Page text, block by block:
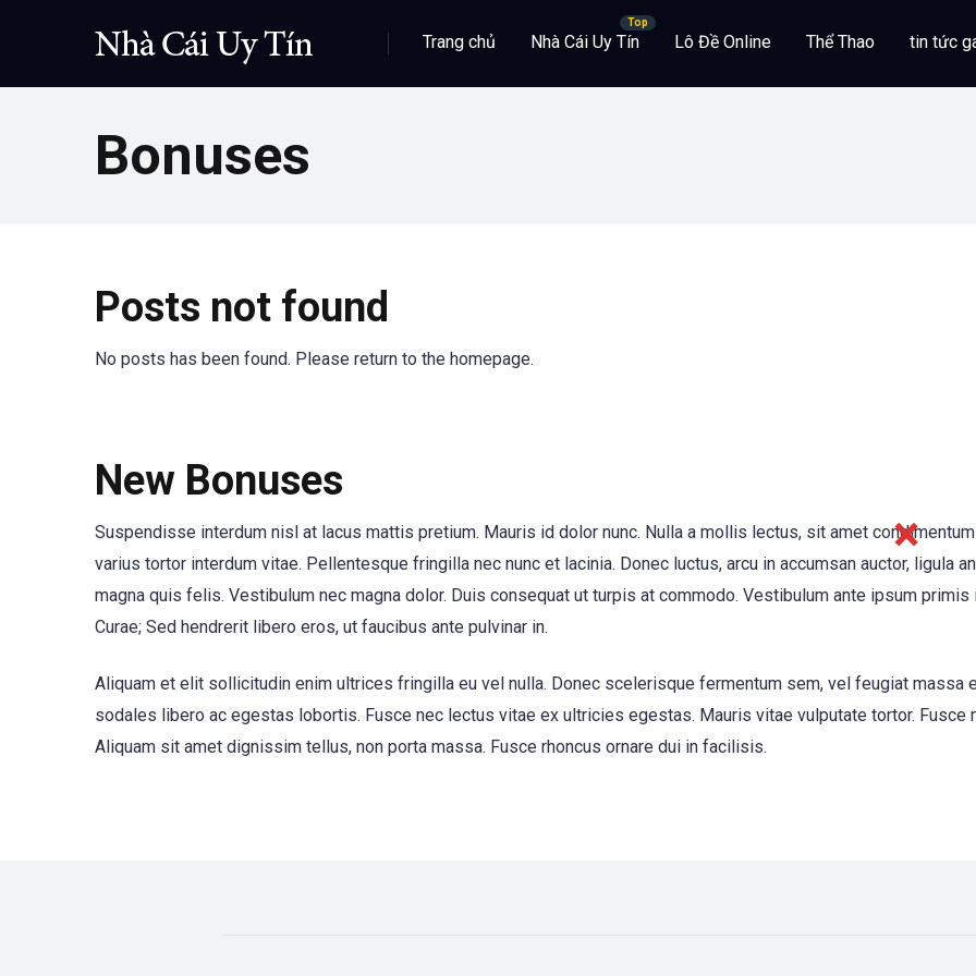
Trang chủ Nhà Cái Uy Tín Lô Đề Online Thể Thao tin tức
Bonuses
Posts not found
No posts has been found. Please return to the homepage.
New Bonuses
Suspendisse interdum nisl at lacus mattis pretium. Mauris id dolor nunc. Nulla a mollis lectus, sit amet
varius tortor interdum vitae. Pellentesque fringilla nec nunc et lacinia. Donec luctus, arcu in accumsan auctor, ligula
magna quis felis. Vestibulum nec magna dolor. Duis consequat ut turpis at commodo. Vestibulum ante ipsum
Curae; Sed hendrerit libero eros, ut faucibus ante pulvinar in.
Aliquam et elit sollicitudin enim ultrices fringilla eu vel nulla. Donec scelerisque fermentum sem, vel feugiat
sodales libero ac egestas lobortis. Fusce nec lectus vitae ex ultricies egestas. Mauris vitae vulputate tortor. Fusce
Aliquam sit amet dignissim tellus, non porta massa. Fusce rhoncus ornare dui in facilisis.